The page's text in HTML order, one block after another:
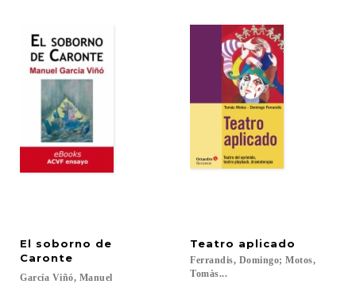
El soborno de
Caronte
García Viñó, Manuel
Teatro aplicado
Ferrandis, Domingo; Motos,
Tomàs...